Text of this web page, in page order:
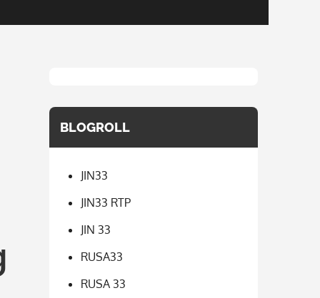
BLOGROLL
JIN33
JIN33 RTP
JIN 33
RUSA33
RUSA 33